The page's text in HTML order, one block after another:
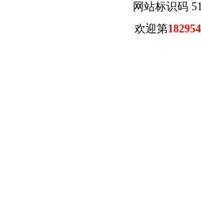
网站标识码
欢迎第